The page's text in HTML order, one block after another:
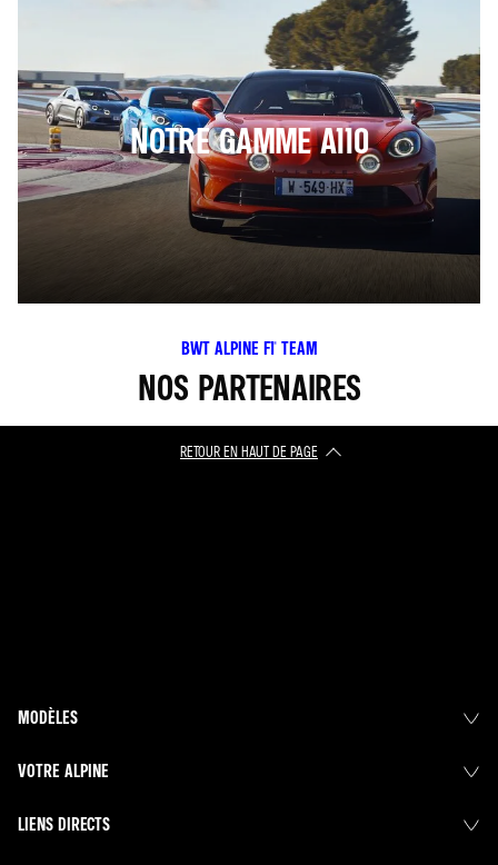
NOTRE GAMME A110
BWT ALPINE F1® TEAM
NOS PARTENAIRES
RETOUR EN HAUT DE PAGE​
MODÈLES
VOTRE ALPINE
LIENS DIRECTS